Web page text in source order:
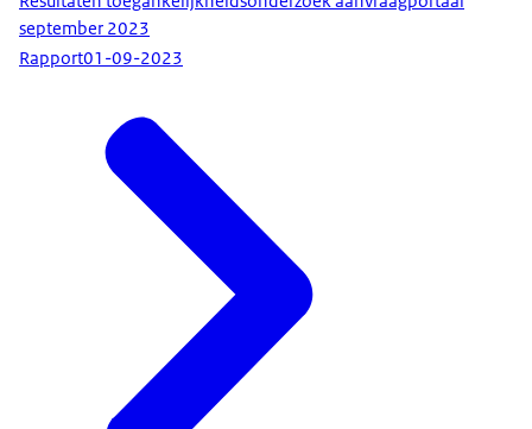
september 2023
Rapport01-09-2023